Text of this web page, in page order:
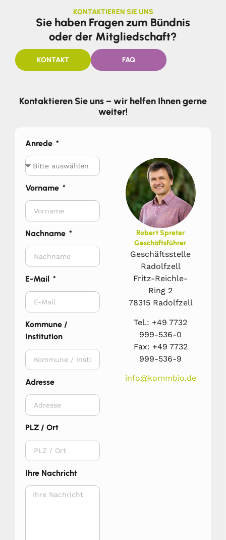
KONTAKTIEREN SIE UNS
Sie haben Fragen zum Bündnis
oder der Mitgliedschaft?
KONTAKT FAQ
Kontaktieren Sie uns – wir helfen Ihnen gerne
weiter!
Anrede
Vorname
Nachname
E-Mail
Kommune /
Institution
Adresse
PLZ / Ort
Ihre Nachricht
Robert Spreter
Geschäftsführer
Geschäftsstelle
Radolfzell
Fritz-Reichle-
Ring 2
78315 Radolfzell
Tel.: +49 7732
999-536-0
Fax: +49 7732
999-536-9
info@kommbio.de